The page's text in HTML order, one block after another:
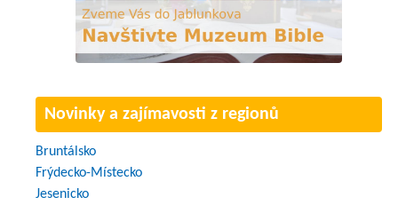
Novinky a zajímavosti z regionů
Bruntálsko
Frýdecko-Místecko
Jesenicko